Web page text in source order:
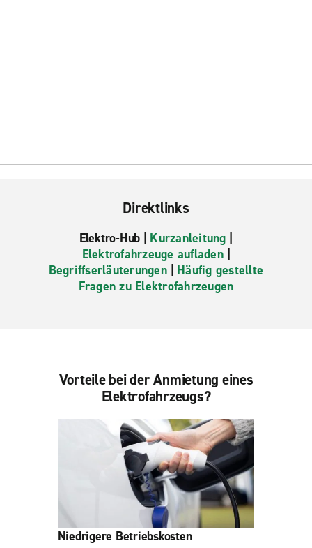
Direktlinks
Elektro-Hub | Kurzanleitung
Elektrofahrzeuge aufladen|
Begriffserläuterungen| Häufig gestellte
Fragen zu Elektrofahrzeugen
Vorteile bei der Anmietung eines
Elektrofahrzeugs?
Niedrigere Betriebskosten